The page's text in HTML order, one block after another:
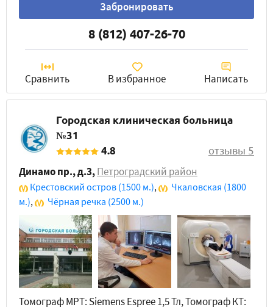
Забронировать
8 (812) 407-26-70
Сравнить В избранное Написать
Городская клиническая больница
№31
4.8
отзывы 5
Динамо пр., д.3,Петроградский район
Крестовский остров (1500 м.), Чкаловская (1800
м.), Чёрная речка (2500 м.)
Томограф МРТ: Siemens Espree 1,5 Тл, Томограф КТ: